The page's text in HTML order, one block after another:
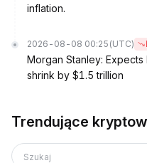
inflation.
2026-08-08 00:25 (UTC)
Morgan Stanley:
shrink by $1.5 trillion
Trendujące
Szukaj